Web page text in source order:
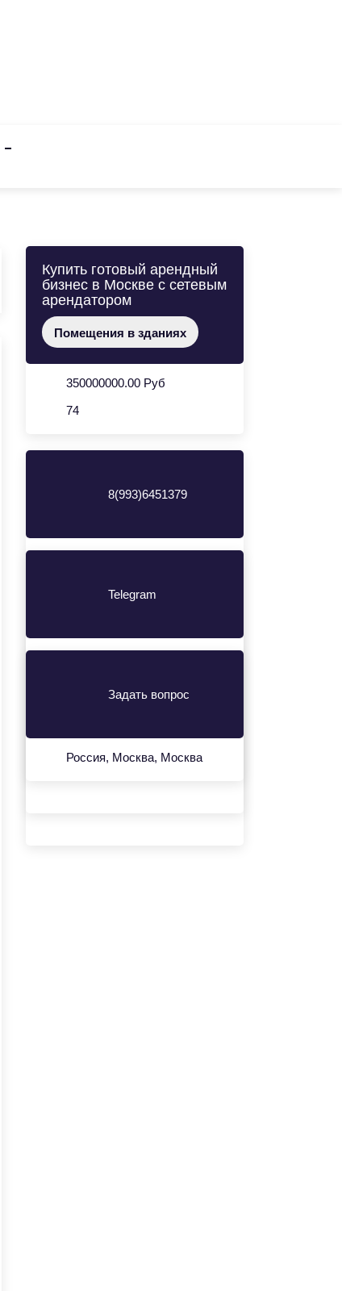
Купить готовый арендный
бизнес в Москве с сетевым
арендатором
Помещения в зданиях
350000000.00 Руб
74
8(993)6451379
Telegram
Задать вопрос
Россия, Москва, Москва